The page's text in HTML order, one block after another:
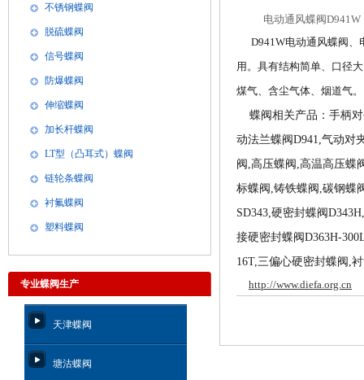
不锈钢蝶阀
脱硫蝶阀
信号蝶阀
防爆蝶阀
伸缩蝶阀
加长杆蝶阀
LT型（凸耳式）蝶阀
链轮条蝶阀
衬氟蝶阀
塑料蝶阀
专业蝶阀生产
天津蝶阀
塘沽蝶阀
电动通风蝶阀D941W
D941W电动通风蝶阀、
用。具有结构简单、口径
煤气、含尘气体、烟道气。
蝶阀相关产品：手柄
动法兰蝶阀D941,气动对
阀,高压蝶阀,高温高压蝶
标蝶阀,铸铁蝶阀,碳钢蝶
SD343,硬密封蝶阀
接硬密封蝶阀D363H-
16T,三偏心硬密封蝶阀,
http://www.diefa.org.cn